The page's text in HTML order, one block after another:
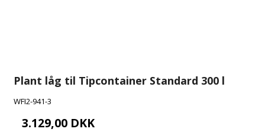
Plant låg til Tipcontainer Standard 300 l
WFI2-941-3
3.129,00 DKK